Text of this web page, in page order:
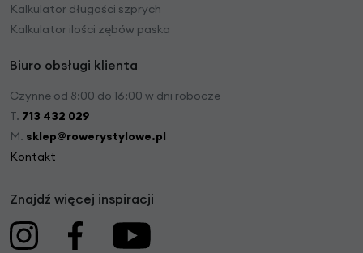
Kalkulator długości szprych
Kalkulator ilości zębów paska
Biuro obsługi klienta
Czynne od 8:00 do 16:00 w dni robocze
T. 713 432 029
M. sklep@rowerystylowe.pl
Kontakt
Znajdź więcej inspiracji